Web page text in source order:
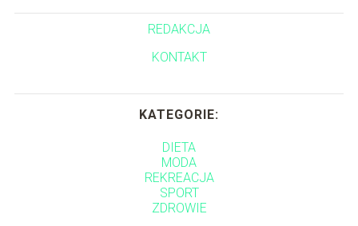
REDAKCJA
KONTAKT
KATEGORIE:
DIETA
MODA
REKREACJA
SPORT
ZDROWIE